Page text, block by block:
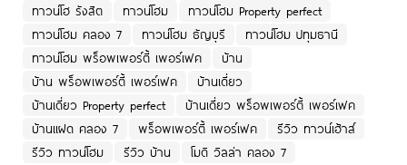
ทาวน์โฮ รังสิต
ทาวน์โฮม
ทาวน์โฮม Property perfect
ทาวน์โฮม คลอง 7
ทาวน์โฮม ธัญบุรี
ทาวน์โฮม ปทุมธานี
ทาวน์โฮม พร็อพเพอร์ตี้ เพอร์เฟค
บ้าน
บ้าน พร็อพเพอร์ตี้ เพอร์เฟค
บ้านเดี่ยว
บ้านเดี่ยว Property perfect
บ้านเดี่ยว พร็อพเพอร์ตี้ เพอร์เฟค
บ้านแฝด คลอง 7
พร็อพเพอร์ตี้ เพอร์เฟค
รีวิว ทาวน์เฮ้าส์
รีวิว ทาวน์โฮม
รีวิว บ้าน
โมดิ วิลล่า คลอง 7